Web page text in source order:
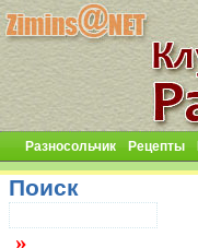
Разносольчик Рецепты
Поиск